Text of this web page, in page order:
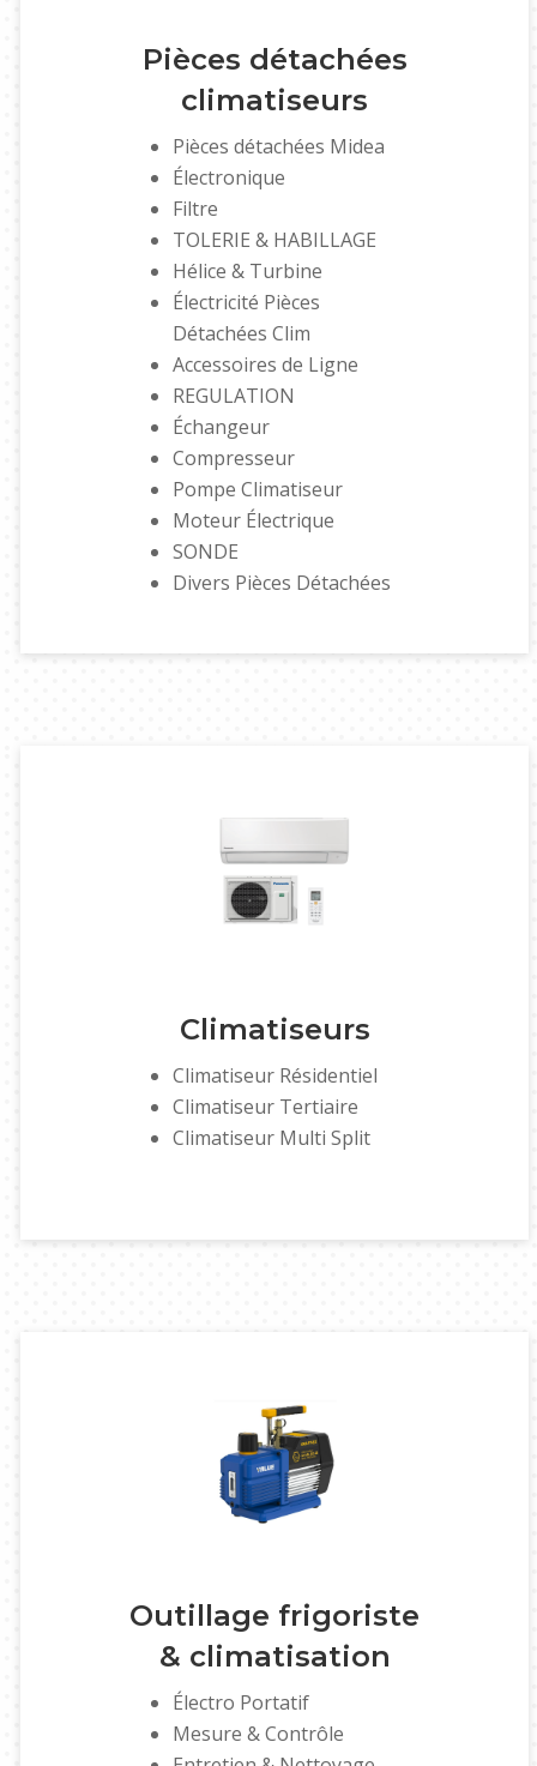
Climatiseurs
Climatiseur Résidentiel
Climatiseur Tertiaire
Climatiseur Multi Split
Outillage frigoriste
& climatisation
Électro Portatif
Mesure & Contrôle
Pièces détachées
climatiseurs
Pièces détachées Midea
Électronique
Filtre
TOLERIE & HABILLAGE
Hélice & Turbine
Électricité Pièces
Détachées Clim
Accessoires de Ligne
REGULATION
Échangeur
Compresseur
Pompe Climatiseur
Moteur Électrique
SONDE
Divers Pièces Détachées